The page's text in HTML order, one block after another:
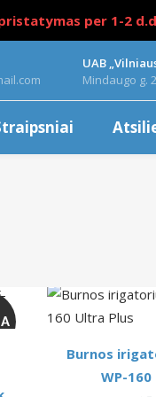
per 1-2
UAB
Mindaugo g.
Burnos
WP-